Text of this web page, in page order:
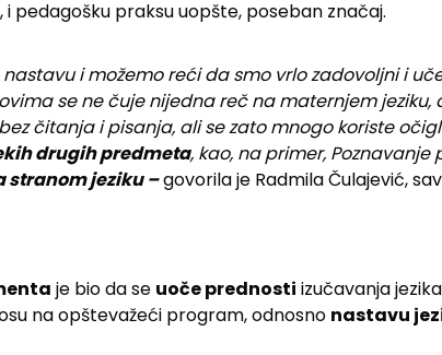
pedagošku praksu uopšte, poseban značaj.
i možemo reći da smo vrlo zadovoljni i
se ne čuje nijedna reč na maternjem
čitanja i pisanja, ali se zato mnogo koriste
drugihpredmeta, kao, na primer, Poznavanje
stranom jeziku –govorila je Radmila Čulajević,
je bio da se uoče prednosti izučavanja
na opštevažeći program, odnosno nastavu